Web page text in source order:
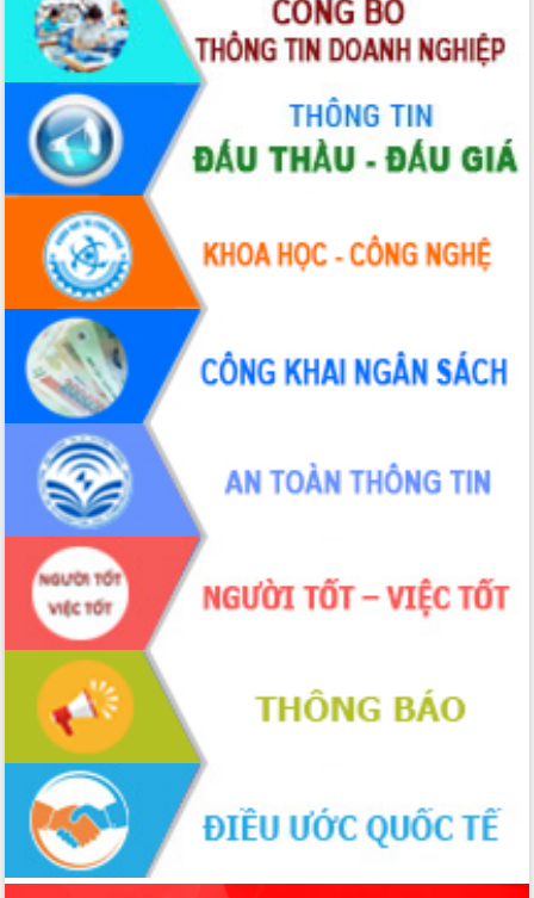
Lấy ý kiến điều chỉnh Quy hoạch tỉnh
Đắk Lắk thời kỳ 2021-2030, tầm nhìn
đến năm 2050
Phát động chiến dịch 30 ngày đêm
giải phóng mặt bằng Tuyến đường bộ
ven biển
Đắk Lắk nỗ lực thúc đẩy tăng trưởng
kinh tế từ 10% trở lên trong Quý
II/2026
Đắk Lắk ký kết thỏa thuận hợp tác về
chuyển đổi số giai đoạn 2026 – 2030
với Tập đoàn Bưu chính Viễn thông
Việt Nam
Thứ trưởng Bộ Y tế làm việc với tỉnh
Đắk Lắk về phát triển nhân lực y tế
cho trạm y tế cấp xã
Du lịch Đắk Lắk nâng tầm trải nghiệm
du khách thông qua Hệ thống cơ sở dữ
liệu và Bản đồ số
Tập huấn ứng dụng trí tuệ nhân tạo (AI)
trong thương mại điện tử năm 2026
Đoàn đại biểu Quốc hội tỉnh Đắk Lắk
trao đổi thông tin trước Kỳ họp thứ
nhất, Quốc hội khóa XVI
Quyết liệt cải cách hành chính, khơi
thông nguồn lực phát triển
Nâng cao hiệu lực, hiệu quả HĐND
tỉnh thông qua hiện đại hóa hành chính
Xã Ea Phê gắn cải cách hành chính với
chuyển đổi số
Phó Chủ tịch Thường trực UBND tỉnh
Hồ Thị Nguyên Thảo làm việc tại Trung
tâm Phục vụ hành chính công xã Ea
Phê